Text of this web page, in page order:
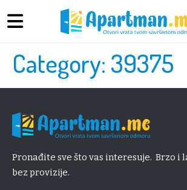
Category: 39375
Pronađite sve što vas interesuje. Brzo i
bez provizije.